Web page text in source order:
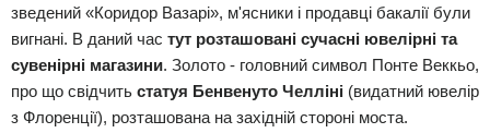
зведений «Коридор Вазарі», м'ясники і продавці бакалії були
вигнані. В даний час тут розташовані сучасні ювелірні та
сувенірні магазини. Золото - головний символ Понте Веккьо,
про що свідчить статуя Бенвенуто Челліні (видатний ювелір
з Флоренції), розташована на західній стороні моста.